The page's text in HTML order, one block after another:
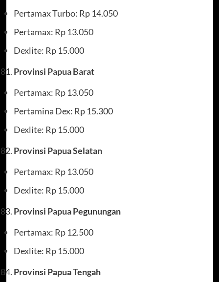
Pertamax Turbo: Rp 14.050
Pertamax: Rp 13.050
Dexlite: Rp 15.000
Provinsi Papua Barat
Pertamax: Rp 13.050
Pertamina Dex: Rp 15.300
Dexlite: Rp 15.000
Provinsi Papua Selatan
Pertamax: Rp 13.050
Dexlite: Rp 15.000
Provinsi Papua Pegunungan
Pertamax: Rp 12.500
Dexlite: Rp 15.000
Provinsi Papua Tengah